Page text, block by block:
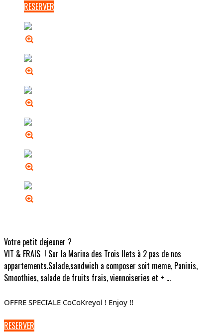
RESERVER
Votre petit dejeuner ?
VIT & FRAIS ! Sur la Marina des Trois Ilets à 2 pas de nos
appartements.Salade,sandwich a composer soit meme, Paninis,
Smoothies, salade de fruits frais, viennoiseries et + ...
OFFRE SPECIALE CoCoKreyol ! Enjoy !!
RESERVER